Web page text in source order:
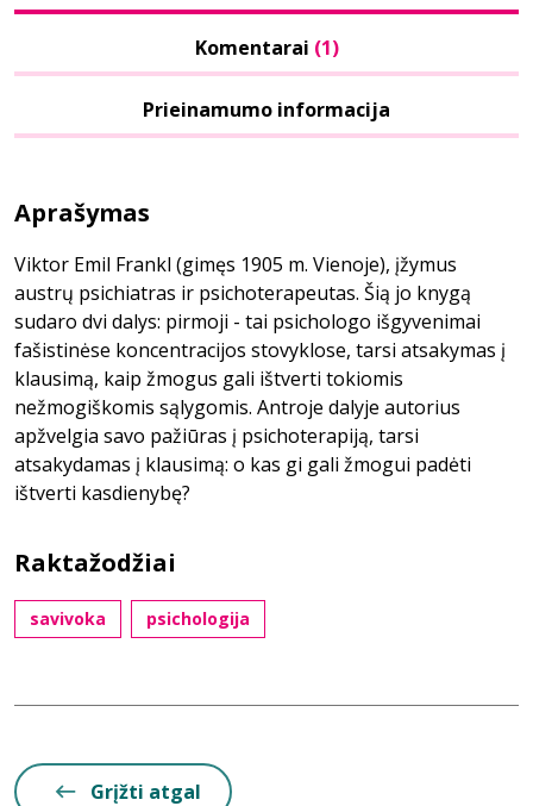
Komentarai (1)
Prieinamumo informacija
Aprašymas
Viktor Emil Frankl (gimęs 1905 m. Vienoje), įžymus
austrų psichiatras ir psichoterapeutas. Šią jo knygą
sudaro dvi dalys: pirmoji - tai psichologo išgyvenimai
fašistinėse koncentracijos stovyklose, tarsi atsakymas į
klausimą, kaip žmogus gali ištverti tokiomis
nežmogiškomis sąlygomis. Antroje dalyje autorius
apžvelgia savo pažiūras į psichoterapiją, tarsi
atsakydamas į klausimą: o kas gi gali žmogui padėti
ištverti kasdienybę?
Raktažodžiai
savivoka psichologija
Grįžti atgal